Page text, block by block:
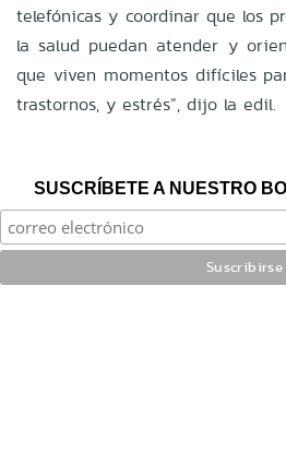
telefónicas y coordinar que los
la salud puedan atender y
que viven momentos difíciles
trastornos, y estrés”, dijo la edil.
SUSCRÍBETE A NUESTRO